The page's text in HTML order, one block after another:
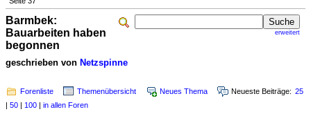
erweitert
Barmbek:
Bauarbeiten haben
begonnen
geschrieben von Netzspinne
Forenliste Themenübersicht Neues Thema Neueste Beiträge: 25
| 50 | 100 | in allen Foren